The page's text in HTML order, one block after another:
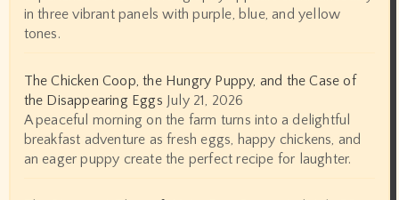
in three vibrant panels with purple, blue, and yellow
tones.
The Chicken Coop, the Hungry Puppy, and the Case of
the Disappearing Eggs July 21, 2026
A peaceful morning on the farm turns into a delightful
breakfast adventure as fresh eggs, happy chickens, and
an eager puppy create the perfect recipe for laughter.